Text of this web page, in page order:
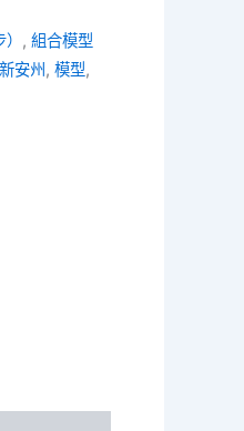
,組合模型
新安州,模型,